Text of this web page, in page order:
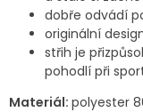
dobře odvádí
originální
střih je
pohodlí při
Materiál: polyester